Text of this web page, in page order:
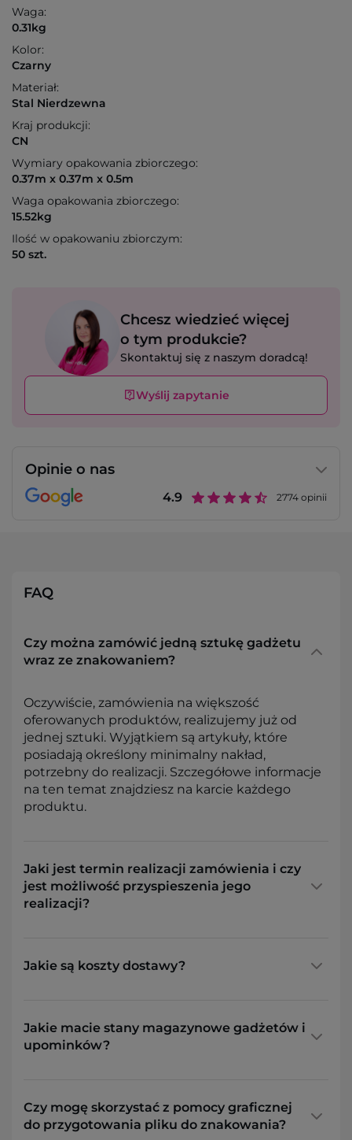
Waga:
0.31kg
Kolor:
Czarny
Materiał:
Stal Nierdzewna
Kraj produkcji:
CN
Wymiary opakowania zbiorczego:
0.37m x 0.37m x 0.5m
Waga opakowania zbiorczego:
15.52kg
Ilość w opakowaniu zbiorczym:
50 szt.
Chcesz wiedzieć więcej
o tym produkcie?
Skontaktuj się z naszym doradcą!
Wyślij zapytanie
Opinie o nas
4.9 2774 opinii
FAQ
Czy można zamówić jedną sztukę gadżetu
wraz ze znakowaniem?
Oczywiście, zamówienia na większość
oferowanych produktów, realizujemy już od
jednej sztuki. Wyjątkiem są artykuły, które
posiadają określony minimalny nakład,
potrzebny do realizacji. Szczegółowe informacje
na ten temat znajdziesz na karcie każdego
produktu.
Jaki jest termin realizacji zamówienia i czy
jest możliwość przyspieszenia jego
realizacji?
Jakie są koszty dostawy?
Jakie macie stany magazynowe gadżetów i
upominków?
Czy mogę skorzystać z pomocy graficznej
do przygotowania pliku do znakowania?